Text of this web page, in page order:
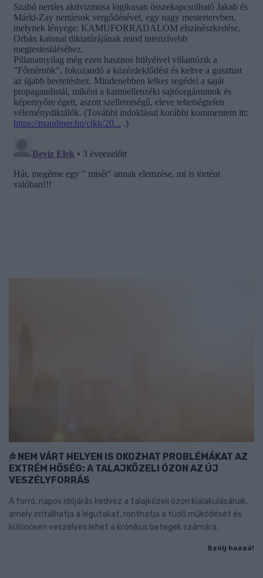
NEM VÁRT HELYEN IS OKOZHAT PROBLÉMÁKAT AZ
EXTRÉM HŐSÉG: A TALAJKÖZELI ÓZON AZ ÚJ
VESZÉLYFORRÁS
A forró, napos időjárás kedvez a talajközeli ózon kialakulásának,
amely irritálhatja a légutakat, ronthatja a tüdő működését és
különösen veszélyes lehet a krónikus betegek számára.
Szólj hozzá!